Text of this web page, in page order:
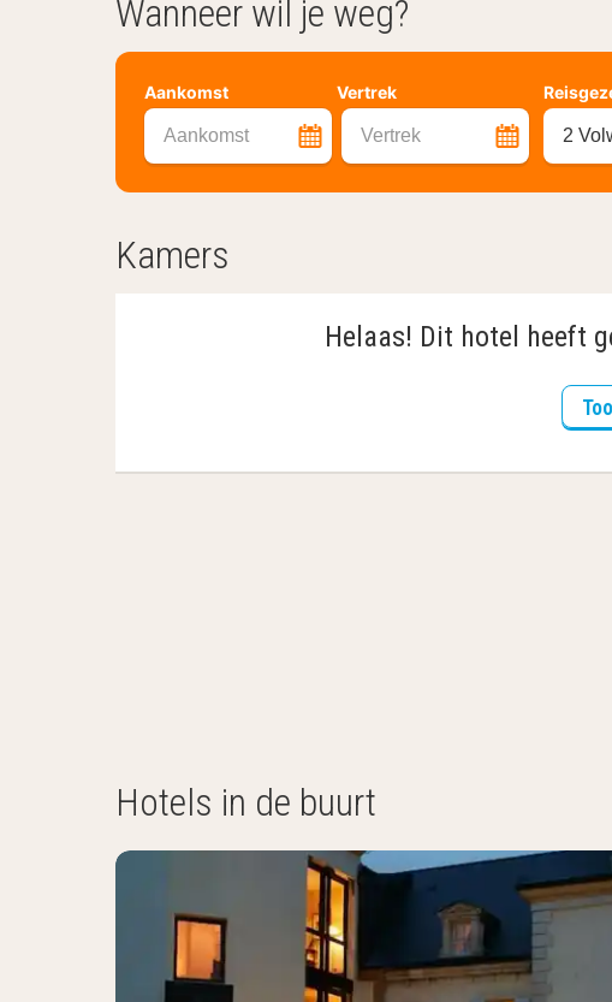
Wanneer wil je weg?
Aankomst Vertrek
Aankomst Vertrek 2
Kamers
Helaas! Dit hotel heeft
Hotels in de buurt